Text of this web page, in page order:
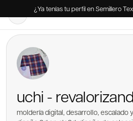
¿Ya tenías tu perfil en Semillero
uchi -
moldería digital, desarrollo, escalado